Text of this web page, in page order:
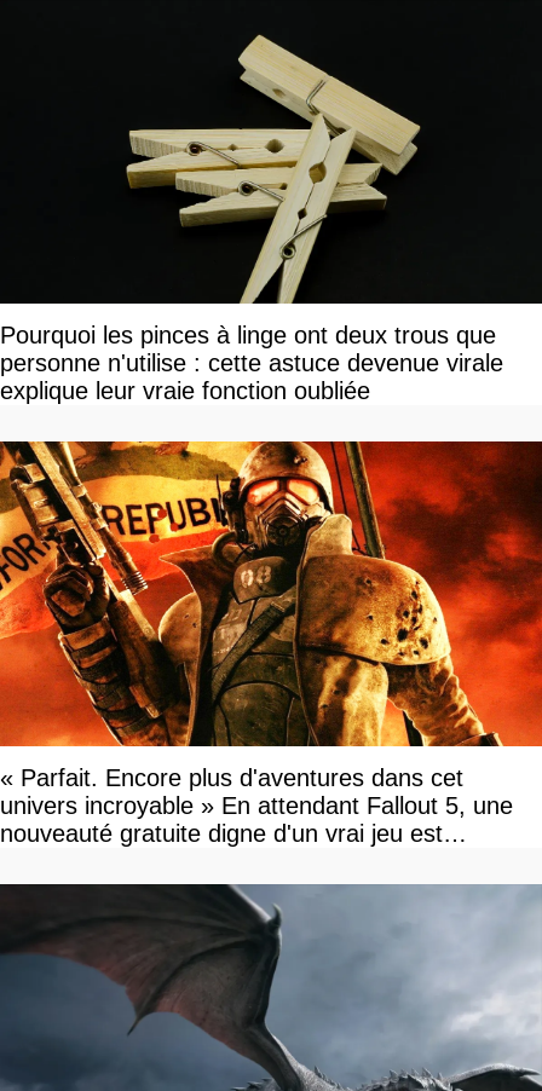
Pourquoi les pinces à linge ont deux trous que
personne n'utilise : cette astuce devenue virale
explique leur vraie fonction oubliée
« Parfait. Encore plus d'aventures dans cet
univers incroyable » En attendant Fallout 5, une
nouveauté gratuite digne d'un vrai jeu est